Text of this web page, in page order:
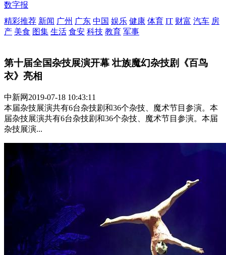
数字报
精彩推荐 新闻 广州 广东 中国 娱乐 健康 体育 IT 财富 汽车 房
产 美食 图集 生活 食安 科技 教育 军事
第十届全国杂技展演开幕 壮族魔幻杂技剧《百鸟
衣》亮相
中新网 2019-07-18 10:43:11
本届杂技展演共有6台杂技剧和36个杂技、魔术节目参演。本
届杂技展演共有6台杂技剧和36个杂技、魔术节目参演。本届
杂技展演...